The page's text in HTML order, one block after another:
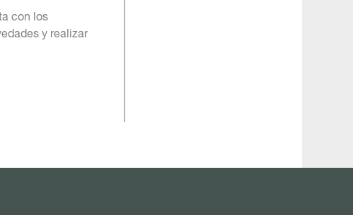
con los
y realizar